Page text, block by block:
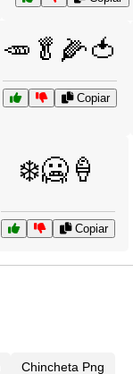
🥕🥬🌽🍅
Copiar
❄️🥶🍦
Copiar
Chincheta Png